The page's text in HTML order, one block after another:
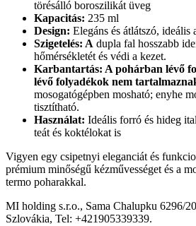
törésálló boroszilikát üveg
Kapacitás: 235 ml
Design: Elegáns és átlátszó, ideális
Szigetelés: A dupla fal hosszabb
hőmérsékletét és védi a kezet.
Karbantartás: A pohárban lévő
lévő folyadékok nem
mosogatógépben mosható; enyhe
tisztítható.
Használat: Ideális forró és hideg
teát és koktélokat is
Vigyen egy csipetnyi eleganciát és
prémium minőségű kézművességet és a
termo poharakkal.
MI holding s.r.o., Sama Chalupku 6296/
Szlovákia, Tel: +421905339339.